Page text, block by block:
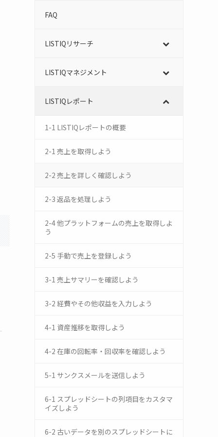
FAQ
LISTIQリサーチ
LISTIQマネジメント
LISTIQレポート
1-1 LISTIQレポートの概要
2-1 売上を取得しよう
2-2 売上を詳しく確認しよう
2-3 返品を処理しよう
2-4 他プラットフォームの売上を取得しよ
う
2-5 手動で売上を登録しよう
3-1 売上サマリーを確認しよう
3-2 経費やその他収益を入力しよう
4-1 資産推移を取得しよう
4-2 在庫の回転率・回収率を確認しよう
5-1 サンクスメールを送信しよう
6-1 スプレッドシートの列項目をカスタマ
イズしよう
6-2 古いデータを別のスプレッドシートに